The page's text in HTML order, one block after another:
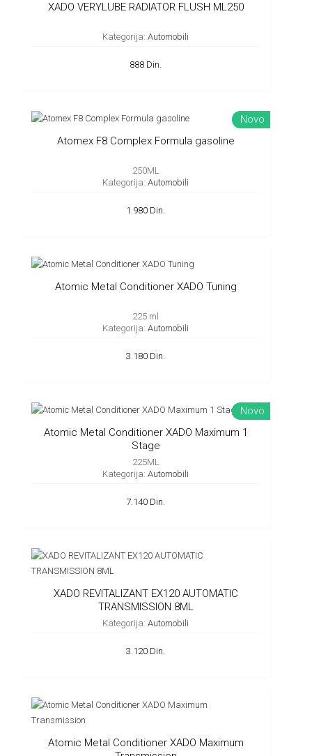
XADO VERYLUBE RADIATOR FLUSH ML250
Kategorija: Automobili
888 Din.
Novo
Atomex F8 Complex Formula gasoline
250ML
Kategorija: Automobili
1.980 Din.
Atomic Metal Conditioner XADO Tuning
225 ml
Kategorija: Automobili
3.180 Din.
Novo
Atomic Metal Conditioner XADO Maximum 1
Stage
225ML
Kategorija: Automobili
7.140 Din.
XADO REVITALIZANT EX120 AUTOMATIC
TRANSMISSION 8ML
Kategorija: Automobili
3.120 Din.
Atomic Metal Conditioner XADO Maximum